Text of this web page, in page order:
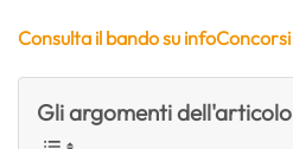
Consulta il bando su infoConcorsi
Gli argomenti dell'articolo